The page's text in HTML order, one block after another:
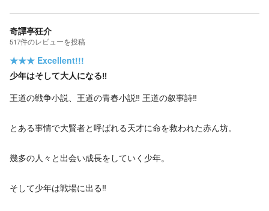
奇譚亭狂介
517件のレビューを投稿
★★★ Excellent!!!
少年はそして大人になる‼️
王道の戦争小説、王道の青春小説‼️ 王道の叙事詩‼️
とある事情で大賢者と呼ばれる天才に命を救われた赤ん坊。
幾多の人々と出会い成長をしていく少年。
そして少年は戦場に出る‼️